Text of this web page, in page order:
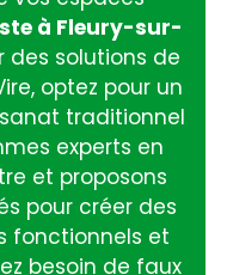
à Fleury-sur-
des solutions de
optez pour un
traditionnel
experts en
et proposons
pour créer des
fonctionnels et
besoin de faux